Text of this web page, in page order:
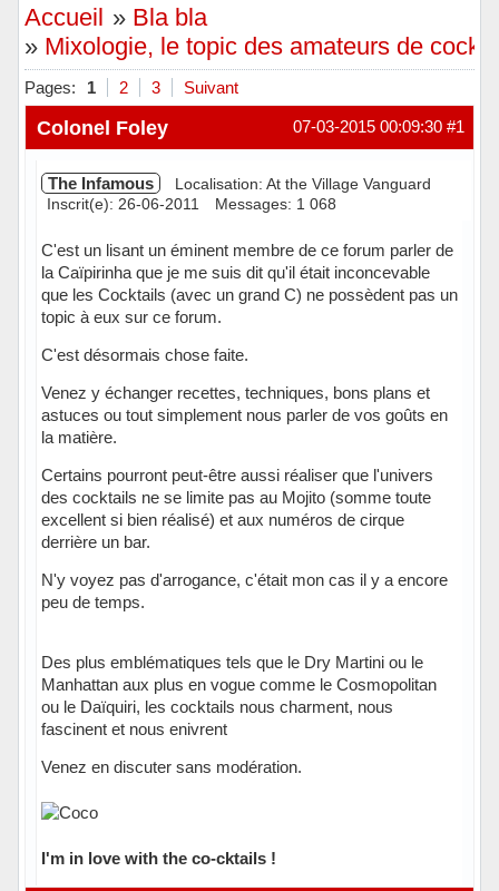
Accueil » Bla bla
» Mixologie, le topic des amateurs de
Pages: 1 2 3 Suivant
#1
07-03-2015 00:09:30
Colonel Foley
The Infamous
Localisation: At the Village Vanguard
Inscrit(e): 26-06-2011
Messages: 1 068
C'est un lisant un éminent membre de ce forum parler de
la Caïpirinha que je me suis dit qu'il était inconcevable
que les Cocktails (avec un grand C) ne possèdent pas un
topic à eux sur ce forum.
C'est désormais chose faite.
Venez y échanger recettes, techniques, bons plans et
astuces ou tout simplement nous parler de vos goûts en
la matière.
Certains pourront peut-être aussi réaliser que l'univers
des cocktails ne se limite pas au Mojito (somme toute
excellent si bien réalisé) et aux numéros de cirque
derrière un bar.
N'y voyez pas d'arrogance, c'était mon cas il y a encore
peu de temps.
Des plus emblématiques tels que le Dry Martini ou le
Manhattan aux plus en vogue comme le Cosmopolitan
ou le Daïquiri, les cocktails nous charment, nous
fascinent et nous enivrent
Venez en discuter sans modération.
I'm in love with the co-cktails !